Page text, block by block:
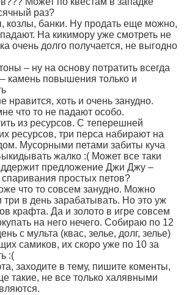
раз?
козлы, банки. Ну продать еще можно,
На кикимору уже смотреть не
очень долго получается, не выгодно
– ну на основу потратить всегда
камень повышения только и
нравится, хоть и очень занудно.
что то не падают особо.
из ресурсов. С теперешней
ресурсов, три перса набирают на
Мусорными петами забиты куча
жалко :( Может все таки
предложение Джи Джу –
простых петов?
что то совсем занудно. Можно
три в день зарабатывать. Но это уж
крафта. Да и золото в игре совсем
на него нечего. Собираю по 12
с мульта (квас, зелье, долг, зелье)
самиков, их скоро уже по 10 за
:(
заходите в тему, пишите коменты,
такие, не все только халявными